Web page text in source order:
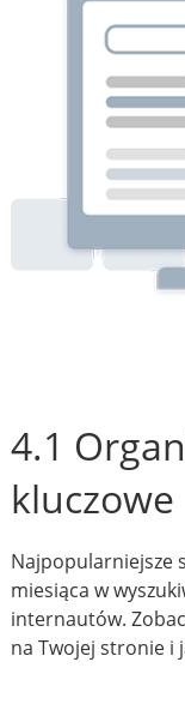
4.1
kluczowe
Najpopularniejsze
miesiąca w
internautów.
na Twojej stronie i